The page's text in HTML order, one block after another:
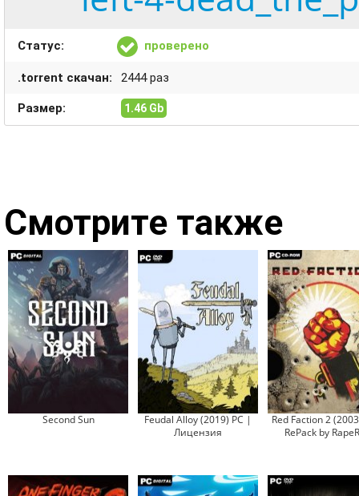
Статус: проверено
.torrent скачан: 2444 раз
Размер: 1.46 Gb
Смотрите также
Second Sun
Feudal Alloy (2019) PC |
Лицензия
Red Faction 2
RePack by